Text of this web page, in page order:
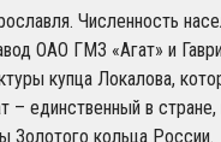
Численность
ОАО ГМЗ «Агат» и
купца Локалова,
– единственный в
Золотого кольца России.